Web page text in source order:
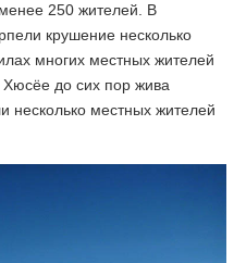
250 жителей. В
крушение несколько
многих местных жителей
Хюсёе до сих пор жива
несколько местных жителей